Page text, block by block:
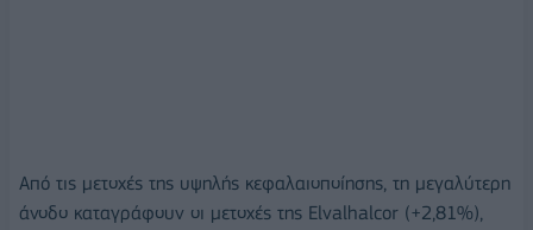
Από τις μετοχές της υψηλής κεφαλαιοποίησης, τη μεγαλύτερη
άνοδο καταγράφουν οι μετοχές της Elvalhalcor (+2,81%),